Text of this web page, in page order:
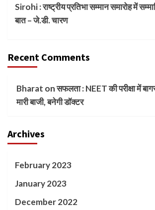
Sirohi : राष्ट्रीय प्रतिभा सम्मान समारोह में
बात – जे.डी. चारण
Recent Comments
Bharat onसफलता : NEET की परीक्षा में
मारी बाजी, बनेगी डॉक्टर
Archives
February 2023
January 2023
December 2022